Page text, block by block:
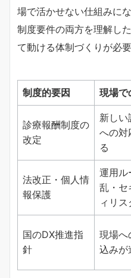
場で活かせない仕組みに
制度要件の両方を理解し
て動ける体制づくりが必要
制度的要因 現場で
診療報酬制度の
改定
新しい
への対
る
法改正・個人情
報保護
運用ル
乱・セ
ィリス
国のDX推進指
針
現場へ
込みが